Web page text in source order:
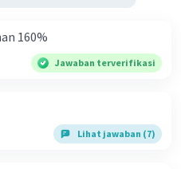
Balas
160%
Jawaban terverifikasi
Lihat jawaban (7)